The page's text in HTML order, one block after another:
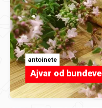
antoinete
Ajvar od bundeve